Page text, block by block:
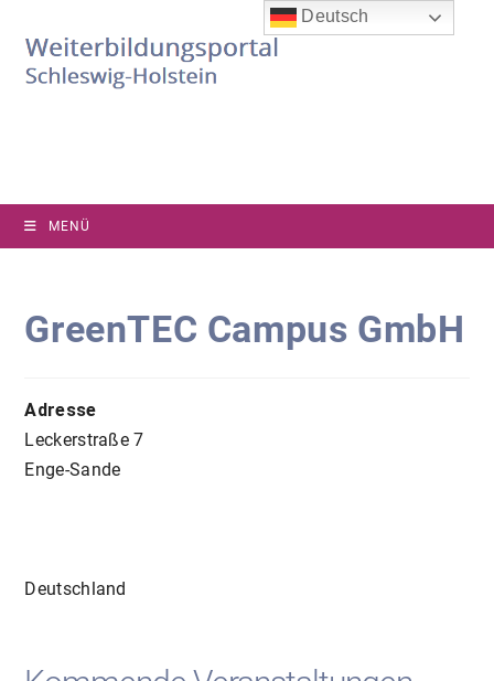
Inhalt
springen
MENÜ
GreenTEC Campus GmbH
Adresse
Leckerstraße 7
Enge-Sande
Deutschland
Deutsch